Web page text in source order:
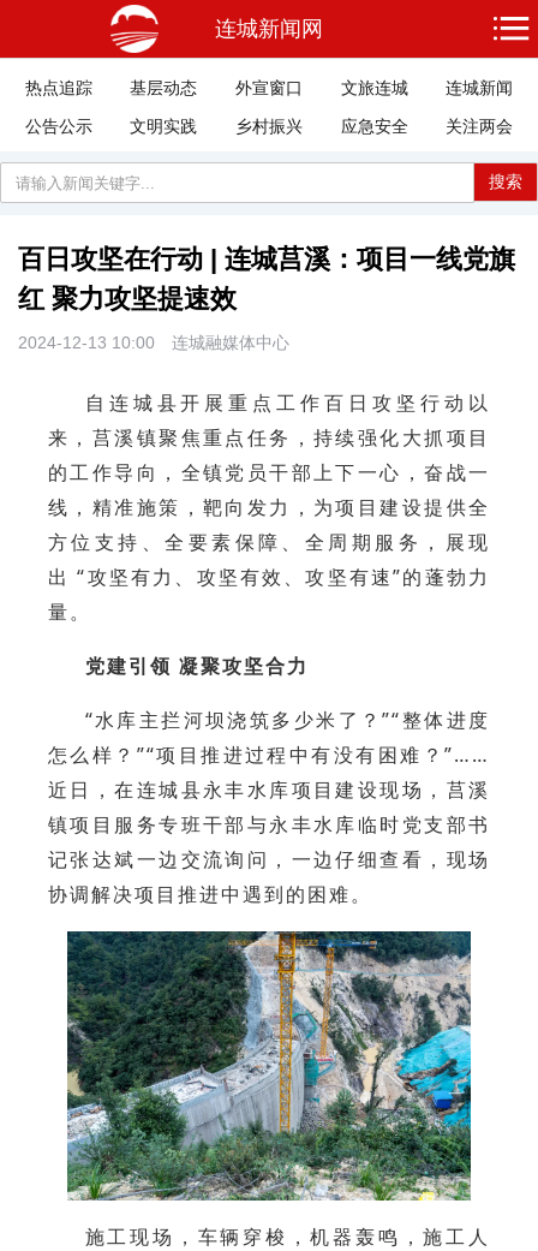
连城新闻网
热点追踪 基层动态 外宣窗口 文旅连城
连城新闻
公告公示
文明实践 乡村振兴 应急安全 关注两会
搜索
百日攻坚在行动 | 连城莒溪：项目一线党旗
红 聚力攻坚提速效
2024-12-13 10:00 连城融媒体中心
自连城县开展重点工作百日攻坚行动以
来，莒溪镇聚焦重点任务，持续强化大抓项目
的工作导向，全镇党员干部上下一心，奋战一
线，精准施策，靶向发力，为项目建设提供全
方位支持、全要素保障、全周期服务，展现
出 “攻坚有力、攻坚有效、攻坚有速”的蓬勃力
量。
党建引领 凝聚攻坚合力
“水库主拦河坝浇筑多少米了？”“整体进度
怎么样？”“项目推进过程中有没有困难？”……
近日，在连城县永丰水库项目建设现场，莒溪
镇项目服务专班干部与永丰水库临时党支部书
记张达斌一边交流询问，一边仔细查看，现场
协调解决项目推进中遇到的困难。
施工现场，车辆穿梭，机器轰鸣，施工人